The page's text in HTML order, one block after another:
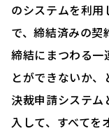
のシステムを利
で、締結済みの契
締結にまつわる一
とができないか
決裁申請システ
入して、すべてを